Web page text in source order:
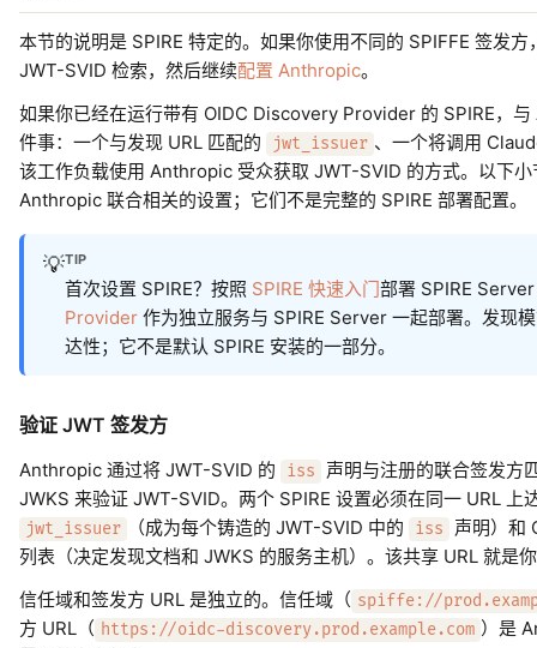
本节的说明是 SPIRE 特定的。如果你使用不同的 SPIFFE 签发
JWT-SVID 检索，然后继续配置 Anthropic。
如果你已经在运行带有 OIDC Discovery Provider 的 SPIRE，
件事：一个与发现 URL 匹配的
jwt_issuer 、一个将调用
该工作负载使用 Anthropic 受众获取 JWT-SVID 的方式。以下
Anthropic 联合相关的设置；它们不是完整的 SPIRE 部署配置。
💡TIP
首次设置 SPIRE？按照 SPIRE 快速入门部署 SPIRE
Provider 作为独立服务与 SPIRE Server 一起部署。发现
达性；它不是默认 SPIRE 安装的一部分。
验证 JWT 签发方
Anthropic 通过将 JWT-SVID 的 iss
声明与注册的联合签发方
JWKS 来验证 JWT-SVID。两个 SPIRE 设置必须在同一 URL 上
jwt_issuer （成为每个铸造的 JWT-SVID 中的 iss
声明）和
列表（决定发现文档和 JWKS 的服务主机）。该共享 URL 就是
信任域和签发方 URL 是独立的。信任域（ spiffe://
方 URL（ https://oidc-discovery.prod.example.com ）是